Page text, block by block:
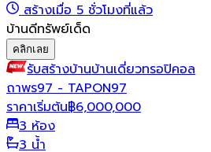
สร้างเมื่อ 5 ชั่วโมงที่แล้ว
บ้านดีทรัพย์เด็ด
คลิกเลย
รับสร้างบ้านบ้านเดี่ยวทรอปิคอล
ถาพร97 - TAPON97
ราคาเริ่มต้น฿6,000,000
3 ห้อง
3 น้ำ